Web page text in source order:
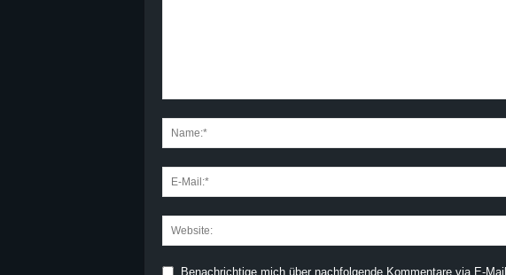
Benachrichtige mich über nachfolgende Kommentare via E-